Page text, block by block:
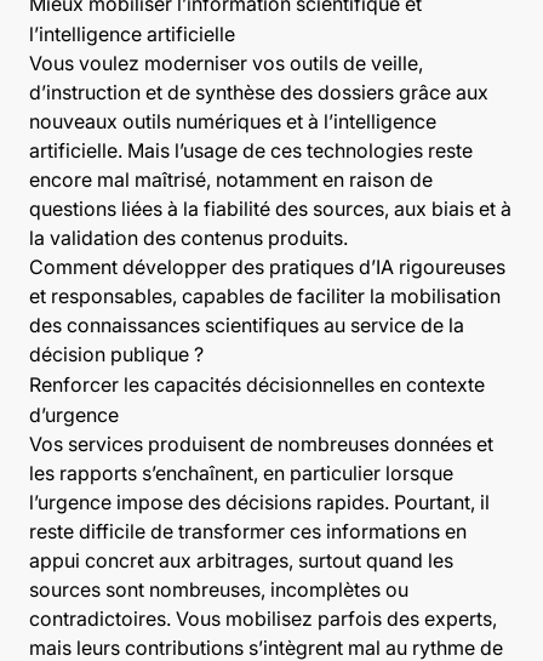
l’intelligence artificielle
Vous voulez moderniser vos outils de veille,
d’instruction et de synthèse des dossiers grâce aux
nouveaux outils numériques et à l’intelligence
artificielle. Mais l’usage de ces technologies reste
encore mal maîtrisé, notamment en raison de
questions liées à la fiabilité des sources, aux biais et à
la validation des contenus produits.
Comment développer des pratiques d’IA rigoureuses
et responsables, capables de faciliter la mobilisation
des connaissances scientifiques au service de la
décision publique ?
Renforcer les capacités décisionnelles en contexte
d’urgence
Vos services produisent de nombreuses données et
les rapports s’enchaînent, en particulier lorsque
l’urgence impose des décisions rapides. Pourtant, il
reste difficile de transformer ces informations en
appui concret aux arbitrages, surtout quand les
sources sont nombreuses, incomplètes ou
contradictoires. Vous mobilisez parfois des experts,
mais leurs contributions s’intègrent mal au rythme de